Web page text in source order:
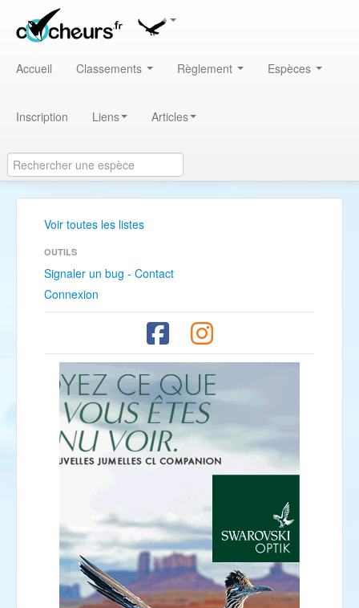
Accueil Classements Règlement Espèces
Inscription Liens Articles
Voir toutes les listes
OUTILS
Signaler un bug - Contact
Connexion